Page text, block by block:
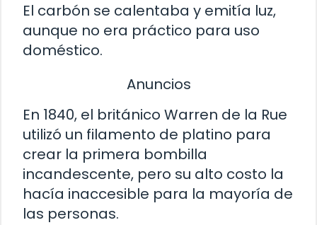
El carbón se calentaba y emitía luz,
aunque no era práctico para uso
doméstico.
Anuncios
En 1840, el británico Warren de la Rue
utilizó un filamento de platino para
crear la primera bombilla
incandescente, pero su alto costo la
hacía inaccesible para la mayoría de
las personas.